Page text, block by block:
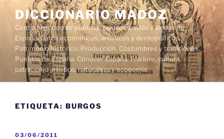
contenido
DICCIONARIO MADOZ
Censo histórico de pueblos, ciudades, villas y aldeas de
España. Datos económicos, artísticos y demográficos.
Patrimonio histórico. Producción. Costumbres y tradiciones.
Pueblos de España. Conocer España. Folclore, cultura,
patrimonio artístico, naturaleza y economía.
ETIQUETA: BURGOS
PUBLICADO
03/06/2011